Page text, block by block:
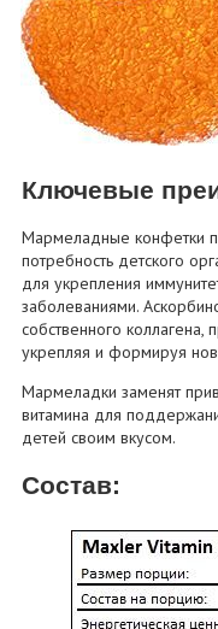
Ключевые
Мармеладные конфетки
потребность детского
для укрепления
заболеваниями.
собственного коллагена,
укрепляя и формируя
Мармеладки заменят
витамина для
детей своим вкусом.
Состав: